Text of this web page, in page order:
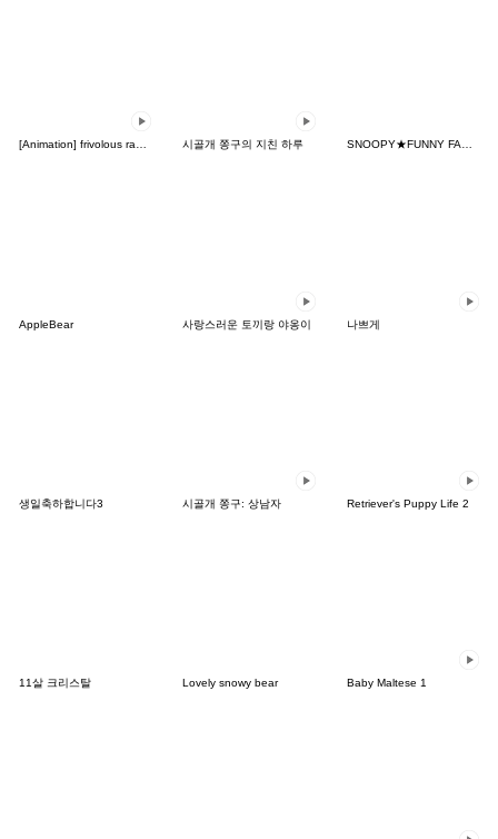
[Animation] frivolous rabbit 시골개 쫑구의 지친 하루 SNOOPY★FUNNY FACES
AppleBear 사랑스러운 토끼랑 야옹이 나쁘게
생일축하합니다3 시골개 쫑구: 상남자 Retriever's Puppy Life 2
11살 크리스탈 Lovely snowy bear Baby Maltese 1